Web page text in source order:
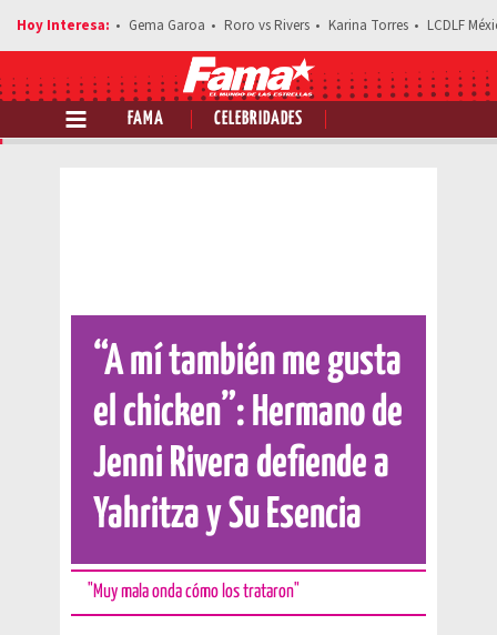
Gema Garoa Roro vs Rivers Karina Torres LCDLF
FAMA CELEBRIDADES
Comparte esta noticia
“A mí también me gusta
el chicken”: Hermano de
Jenni Rivera defiende a
Yahritza y Su Esencia
"Muy mala onda cómo los trataron"